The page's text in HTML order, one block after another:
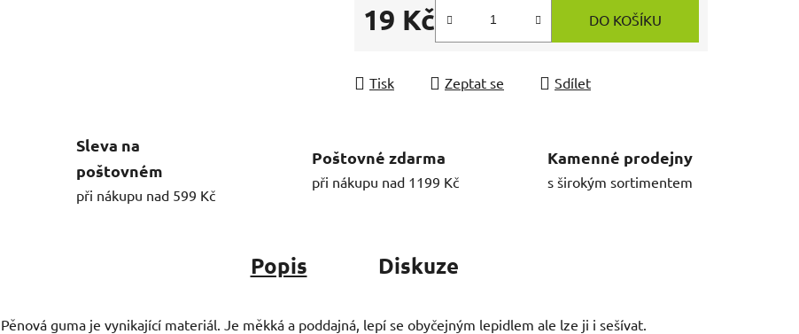
19 Kč
Měrná cena:
DO KOŠÍKU
Tisk Zeptat se Sdílet
Sleva na
poštovném
při nákupu nad 599 Kč
Poštovné zdarma
při nákupu nad 1199 Kč
Kamenné prodejny
s širokým sortimentem
Popis Diskuze
Pěnová guma je vynikající materiál. Je měkká a poddajná, lepí se obyčejným lepidlem ale lze ji i sešívat.